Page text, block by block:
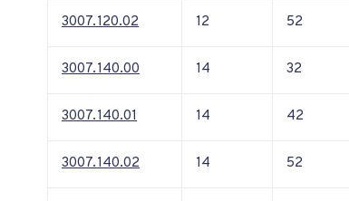
3007.120.02 12 52
3007.140.00 14 32
3007.140.01 14 42
3007.140.02 14 52